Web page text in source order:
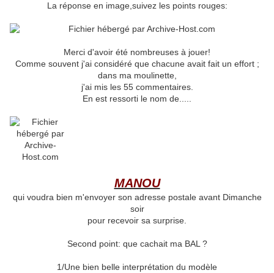
La réponse en image,suivez les points rouges:
Merci d'avoir été nombreuses à jouer!
Comme souvent j'ai considéré que chacune avait fait un effort ;
dans ma moulinette,
j'ai mis les 55 commentaires.
En est ressorti le nom de.....
MANOU
qui voudra bien m'envoyer son adresse postale avant Dimanche
soir
pour recevoir sa surprise.
Second point: que cachait ma BAL ?
1/Une bien belle interprétation du modèle